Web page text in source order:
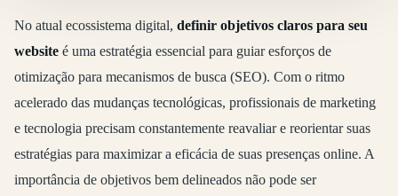
No atual ecossistema digital, definir objetivos claros para seu
website é uma estratégia essencial para guiar esforços de
otimização para mecanismos de busca (SEO). Com o ritmo
acelerado das mudanças tecnológicas, profissionais de marketing
e tecnologia precisam constantemente reavaliar e reorientar suas
estratégias para maximizar a eficácia de suas presenças online. A
importância de objetivos bem delineados não pode ser